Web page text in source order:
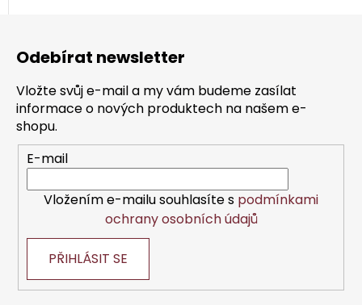
Odebírat newsletter
Vložte svůj e-mail a my vám budeme zasílat
informace o nových produktech na našem e-
shopu.
E-mail
Vložením e-mailu souhlasíte s podmínkami
ochrany osobních údajů
PŘIHLÁSIT SE